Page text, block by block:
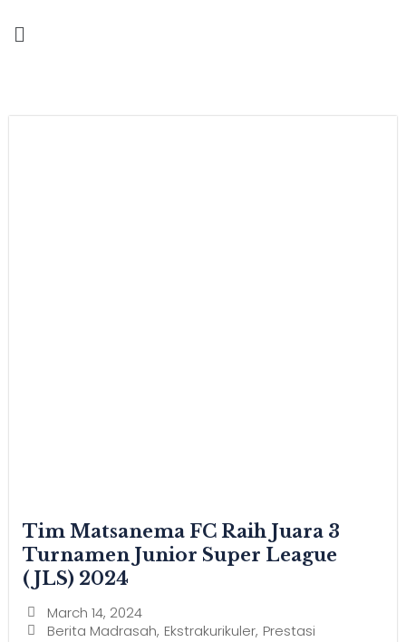
Tim Matsanema FC Raih Juara 3
Turnamen Junior Super League
(JLS) 2024
March 14, 2024
Berita Madrasah, Ekstrakurikuler, Prestasi